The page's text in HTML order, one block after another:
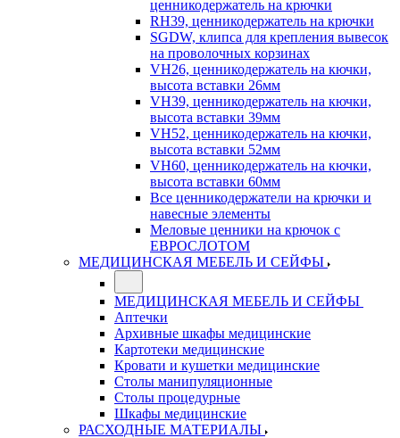
ценникодержатель на крючки
RH39, ценникодержатель на крючки
SGDW, клипса для крепления вывесок
на проволочных корзинах
VH26, ценникодержатель на кючки,
высота вставки 26мм
VH39, ценникодержатель на кючки,
высота вставки 39мм
VH52, ценникодержатель на кючки,
высота вставки 52мм
VH60, ценникодержатель на кючки,
высота вставки 60мм
Все ценникодержатели на крючки и
навесные элементы
Меловые ценники на крючок с
ЕВРОСЛОТОМ
МЕДИЦИНСКАЯ МЕБЕЛЬ И СЕЙФЫ
МЕДИЦИНСКАЯ МЕБЕЛЬ И СЕЙФЫ
Аптечки
Архивные шкафы медицинские
Картотеки медицинские
Кровати и кушетки медицинские
Столы манипуляционные
Столы процедурные
Шкафы медицинские
РАСХОДНЫЕ МАТЕРИАЛЫ